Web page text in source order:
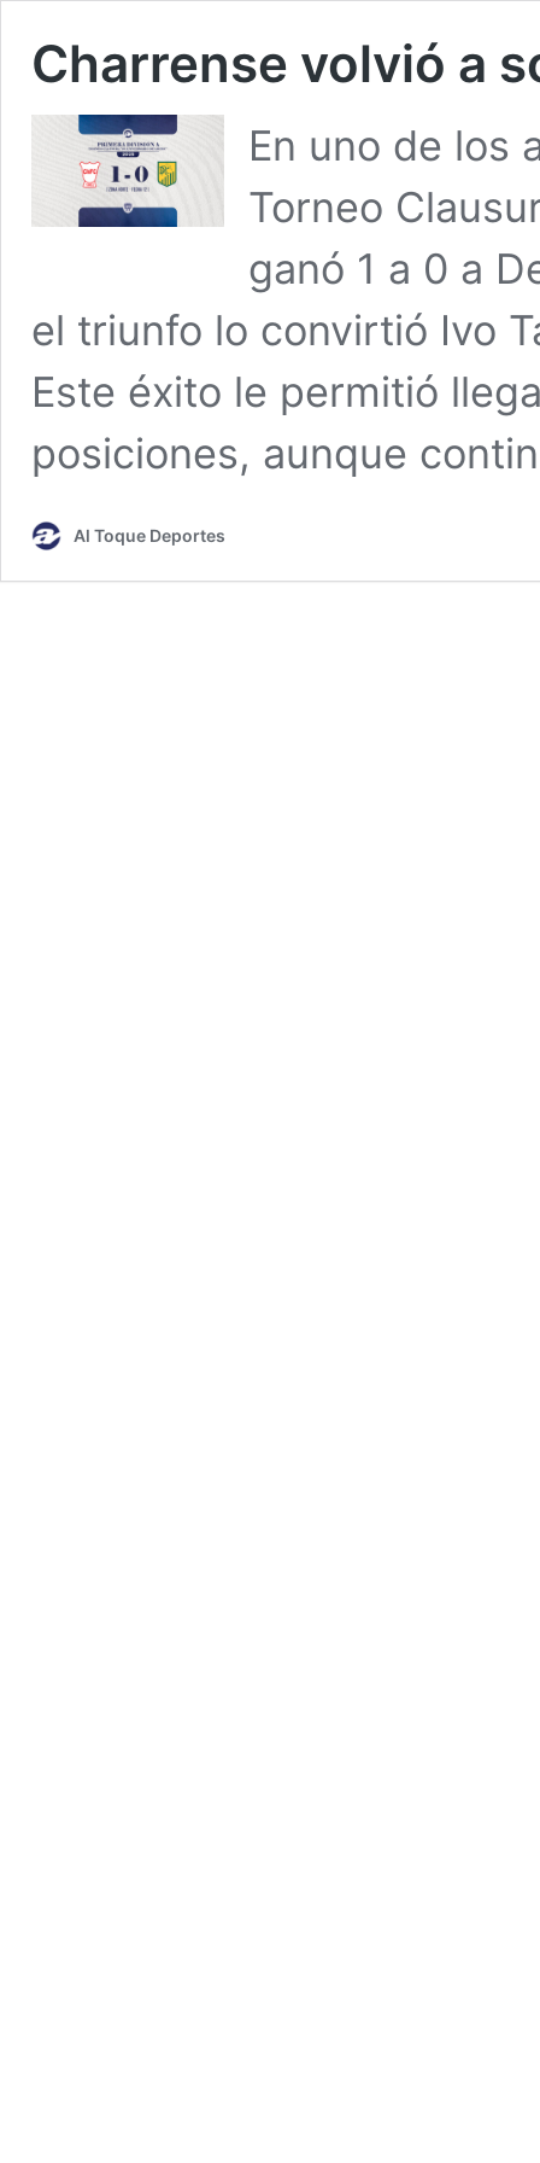
Charrense volvió a
En uno de los
Torneo
ganó 1 a 0 a
el triunfo lo convirtió Ivo
Este éxito le permitió
posiciones, aunque
Al Toque Deportes